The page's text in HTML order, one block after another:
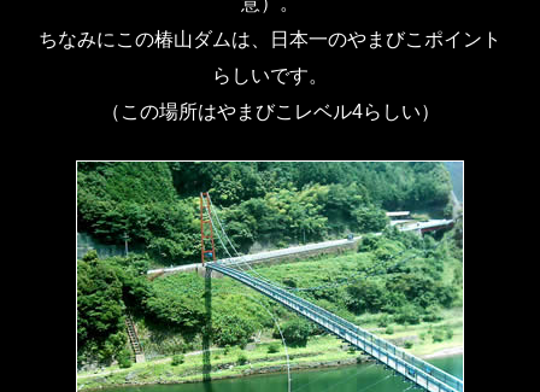
ちなみにこの椿山ダムは、日本一のやまびこポイント
らしいです。
（この場所はやまびこレベル4らしい）